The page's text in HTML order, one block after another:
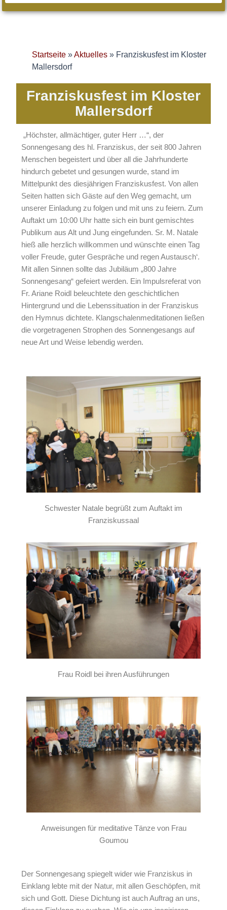
Startseite »Aktuelles » Franziskusfest im Kloster
Mallersdorf
Franziskusfest im Kloster
Mallersdorf
„Höchster, allmächtiger, guter Herr …“, der
Sonnengesang des hl. Franziskus, der seit 800 Jahren
Menschen begeistert und über all die Jahrhunderte
hindurch gebetet und gesungen wurde, stand im
Mittelpunkt des diesjährigen Franziskusfest. Von allen
Seiten hatten sich Gäste auf den Weg gemacht, um
unserer Einladung zu folgen und mit uns zu feiern. Zum
Auftakt um 10:00 Uhr hatte sich ein bunt gemischtes
Publikum aus Alt und Jung eingefunden. Sr. M. Natale
hieß alle herzlich willkommen und wünschte einen Tag
voller Freude, guter Gespräche und regen Austausch‘.
Mit allen Sinnen sollte das Jubiläum „800 Jahre
Sonnengesang“ gefeiert werden. Ein Impulsreferat von
Fr. Ariane Roidl beleuchtete den geschichtlichen
Hintergrund und die Lebenssituation in der Franziskus
den Hymnus dichtete. Klangschalenmeditationen ließen
die vorgetragenen Strophen des Sonnengesangs auf
neue Art und Weise lebendig werden.
Schwester Natale begrüßt zum Auftakt im
Franziskussaal
Frau Roidl bei ihren Ausführungen
Anweisungen für meditative Tänze von Frau
Goumou
Der Sonnengesang spiegelt wider wie Franziskus in
Einklang lebte mit der Natur, mit allen Geschöpfen, mit
sich und Gott. Diese Dichtung ist auch Auftrag an uns,